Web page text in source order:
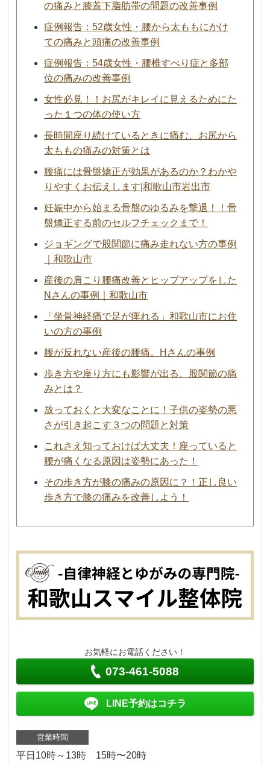
の痛みと膝蓋下脂肪帯の問題の改善事例
症例報告：52歳女性・腰から太ももにかけ
ての痛みと頭痛の改善事例
症例報告：54歳女性・腰椎すべり症と多部
位の痛みの改善事例
女性必見！！お尻がキレイに見えるためにた
った１つの体の使い方
長時間座り続けているときに痛む、お尻から
太ももの痛みの対策とは
腰痛には骨盤矯正が効果があるのか？わかや
りやすくお伝えします|和歌山市岩出市
妊娠中から始まる骨盤のゆるみを撃退！！骨
盤矯正する前のセルフチェックまで！
ジョギングで股関節に痛み走れない方の事例
｜和歌山市
産後の肩こり腰痛改善とヒップアップをした
Nさんの事例｜和歌山市
「坐骨神経痛で足が痺れる」和歌山市にお住
いの方の事例
腰が反れない産後の腰痛。Hさんの事例
歩き方や座り方にも影響が出る、股関節の痛
みとは？
放っておくと大変なことに！子供の姿勢の悪
さが引き起こす３つの問題と対策
これさえ知っておけば大丈夫！座っていると
腰が痛くなる原因は姿勢にあった！
その歩き方が膝の痛みの原因に？！正し良い
歩き方で膝の痛みを改善しよう！
お気軽にお電話ください！
073-461-5088
LINE予約はコチラ
営業時間
平日10時～13時 15時〜20時